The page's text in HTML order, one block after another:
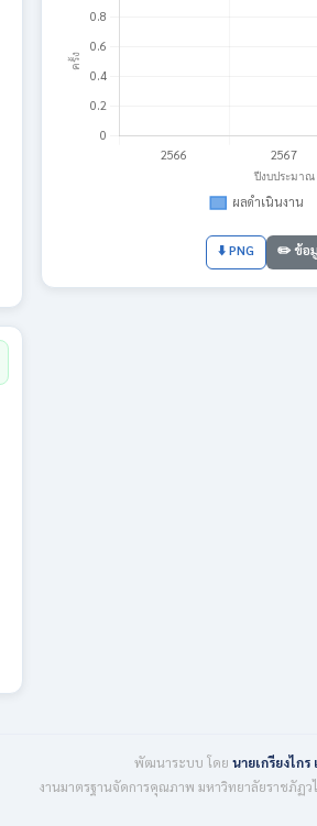
⬇️ PNG ✏️ ข้อ
พัฒนาระบบ โดย นายเกรียงไก
งานมาตรฐานจัดการคุณภาพ มหาวิทยาลัยราชภัฏ